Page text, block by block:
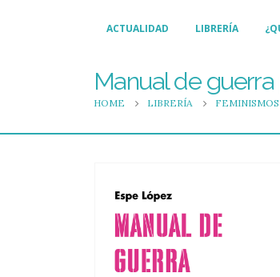
ACTUALIDAD LIBRERÍA
Manual de
HOME LIBRERÍA